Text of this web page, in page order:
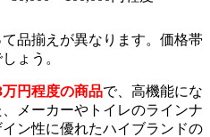
品揃えが異なります。価格帯
ょう。
円程度の商品で、高機能にな
メーカーやトイレのラインナ
ン性に優れたハイブランドの